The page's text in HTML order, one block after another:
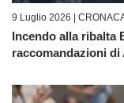
9 Luglio 2026 |
Incendo alla ribalta
raccomandazioni di